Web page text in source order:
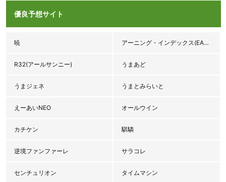
優良予想サイト
暁 アーニング・インデックス(EARNINGS INDEX♯3.92)
R32(アールサンニー) うまあど
うまジェネ うまとみらいと
えーあいNEO オールウイン
カチケン 騏驎
逆境ファンファーレ サラコレ
センチュリオン タイムマシン